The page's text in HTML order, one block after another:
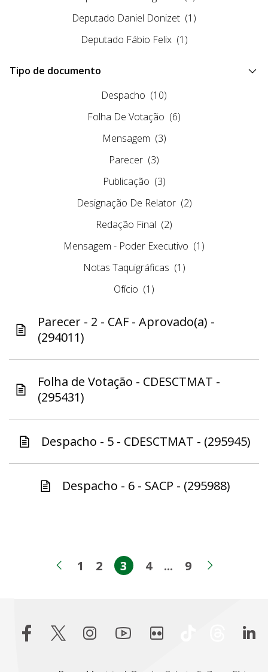
Deputado Daniel Donizet (1)
Deputado Fábio Felix (1)
Tipo de documento
Despacho (10)
Folha De Votação (6)
Mensagem (3)
Parecer (3)
Publicação (3)
Designação De Relator (2)
Redação Final (2)
Mensagem - Poder Executivo (1)
Notas Taquigráficas (1)
Ofício (1)
Parecer - 2 - CAF - Aprovado(a) -
(294011)
Folha de Votação - CDESCTMAT -
(295431)
Despacho - 5 - CDESCTMAT - (295945)
Despacho - 6 - SACP - (295988)
Página anterior
Página
1 Página
2 Página
3 Página
4 ...Páginas
Página
9